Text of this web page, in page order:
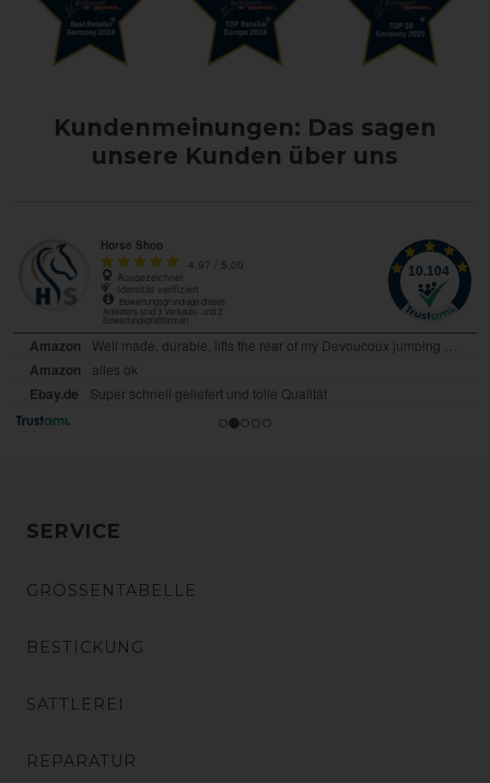
Kundenmeinungen: Das sagen
unsere Kunden über uns
SERVICE
GRÖSSENTABELLE
BESTICKUNG
SATTLEREI
REPARATUR